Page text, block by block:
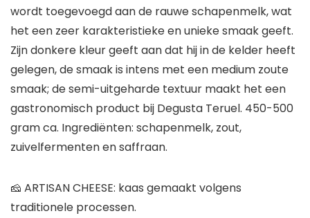
wordt toegevoegd aan de rauwe schapenmelk, wat
het een zeer karakteristieke en unieke smaak geeft.
Zijn donkere kleur geeft aan dat hij in de kelder heeft
gelegen, de smaak is intens met een medium zoute
smaak; de semi-uitgeharde textuur maakt het een
gastronomisch product bij Degusta Teruel. 450-500
gram ca. Ingrediënten: schapenmelk, zout,
zuivelfermenten en saffraan.
🧀 ARTISAN CHEESE: kaas gemaakt volgens
traditionele processen.